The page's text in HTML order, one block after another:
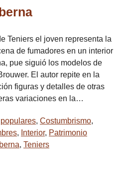
Teniers el joven representa la
de fumadores en un interior
pue siguió los modelos de
El autor repite en la
figuras y detalles de otras
variaciones en la…
, Costumbrismo,
, Interior, Patrimonio
, Teniers